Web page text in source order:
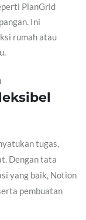
PlanGrid
Ini
rumah atau
tugas,
Dengan tata
yang baik, Notion
pembuatan